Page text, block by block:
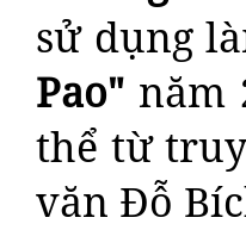
sử dụng
Pao" năm
thể từ
văn Đỗ